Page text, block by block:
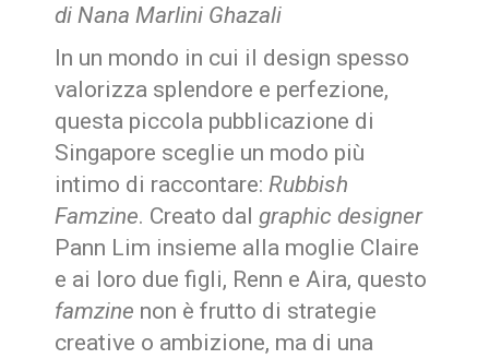
di Nana Marlini Ghazali
In un mondo in cui il design spesso
valorizza splendore e perfezione,
questa piccola pubblicazione di
Singapore sceglie un modo più
intimo di raccontare: Rubbish
Famzine. Creato dal graphic designer
Pann Lim insieme alla moglie Claire
e ai loro due figli, Renn e Aira, questo
famzine non è frutto di strategie
creative o ambizione, ma di una